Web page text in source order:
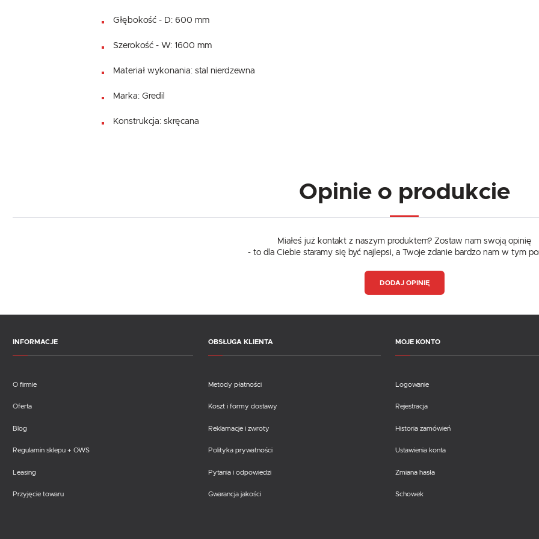
Głębokość - D: 600 mm
Szerokość - W: 1600 mm
Materiał wykonania: stal nierdzewna
Marka: Gredil
Konstrukcja: skręcana
Opinie o produkcie
Miałeś już kontakt z naszym produktem? Zostaw nam swoją opinię
- to dla Ciebie staramy się być najlepsi, a Twoje zdanie bardzo nam w tym
DODAJ OPINIĘ
INFORMACJE
O firmie
Oferta
Blog
Regulamin sklepu + OWS
Leasing
Przyjęcie towaru
OBSŁUGA KLIENTA
Metody płatności
Koszt i formy dostawy
Reklamacje i zwroty
Polityka prywatności
Pytania i odpowiedzi
Gwarancja jakości
MOJE KONTO
Logowanie
Rejestracja
Historia zamówień
Ustawienia konta
Zmiana hasła
Schowek